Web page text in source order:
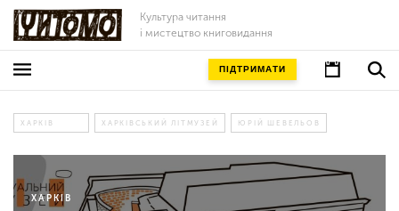
Культура читання
і мистецтво книговидання
ПІДТРИМАТИ
ХАРКІВ ХАРКІВСЬКИЙ ЛІТМУЗЕЙ ЮРІЙ ШЕВЕЛЬОВ
ХАРКІВ